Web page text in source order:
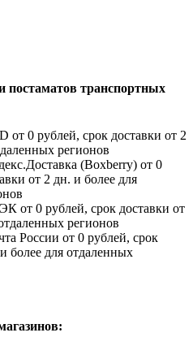
транспортных
от 0 рублей, срок доставки от 2
регионов
(Boxberry) от 0
от 2 дн. и более для
от 0 рублей, срок доставки от
регионов
России от 0 рублей, срок
более для отдаленных